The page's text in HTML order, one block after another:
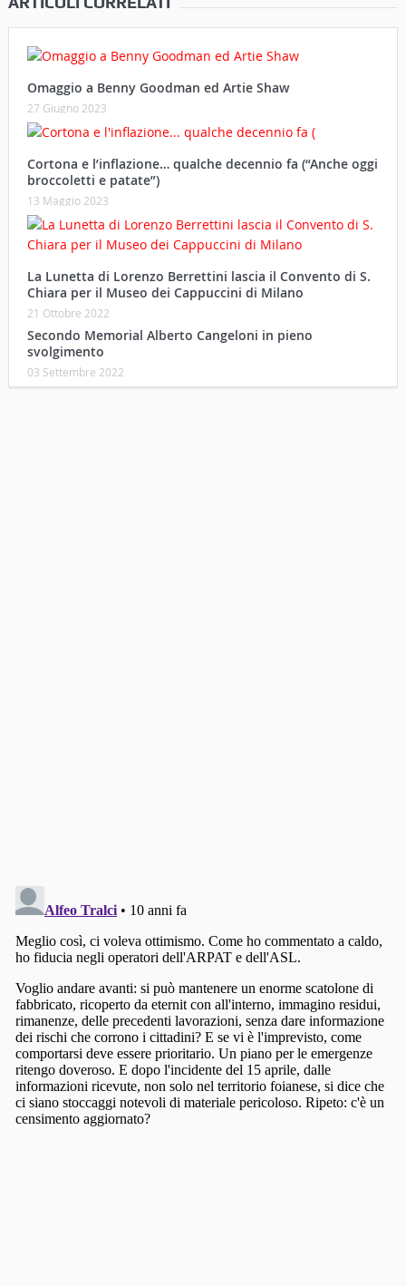
Omaggio a Benny Goodman ed Artie Shaw
27 Giugno 2023
Cortona e l’inflazione… qualche decennio fa (“Anche oggi
broccoletti e patate”)
13 Maggio 2023
La Lunetta di Lorenzo Berrettini lascia il Convento di S.
Chiara per il Museo dei Cappuccini di Milano
21 Ottobre 2022
Secondo Memorial Alberto Cangeloni in pieno
svolgimento
03 Settembre 2022